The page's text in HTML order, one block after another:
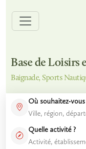
Base de Loisirs
Baignade, Sports
Où souhaitez-vous
Quelle activité ?